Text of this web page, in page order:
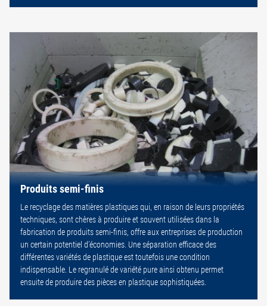
Produits semi-finis
Le recyclage des matières plastiques qui, en raison de leurs propriétés
techniques, sont chères à produire et souvent utilisées dans la
fabrication de produits semi-finis, offre aux entreprises de production
un certain potentiel d’économies. Une séparation efficace des
différentes variétés de plastique est toutefois une condition
indispensable. Le regranulé de variété pure ainsi obtenu permet
ensuite de produire des pièces en plastique sophistiquées.